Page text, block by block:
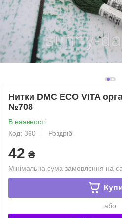
Нитки DMC ECO VITA
№708
В наявності
Код: 360
Роздріб
42 ₴
Мінімальна сума замовлення на
або